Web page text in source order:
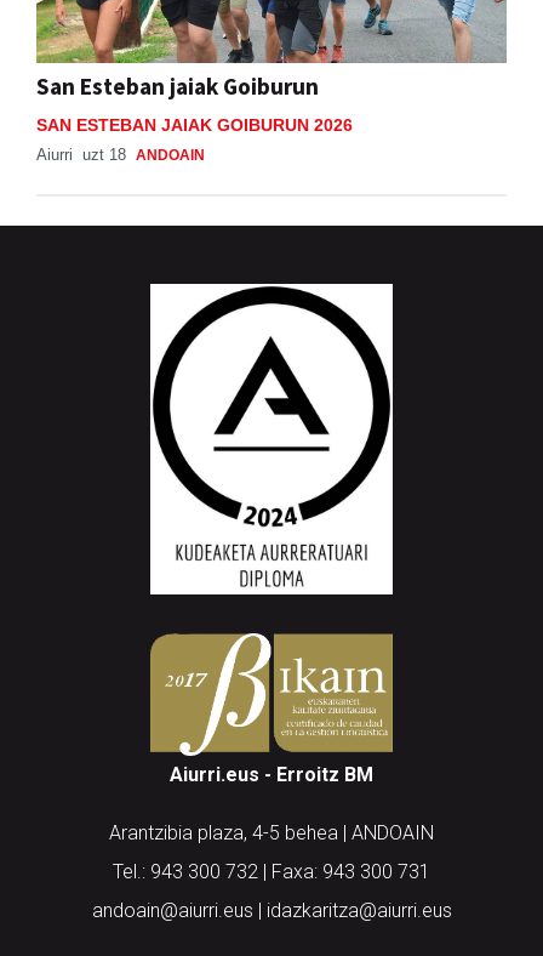
San Esteban jaiak Goiburun
SAN ESTEBAN JAIAK GOIBURUN 2026
Aiurri uzt 18 ANDOAIN
Aiurri.eus - Erroitz BM
Arantzibia plaza, 4-5 behea | ANDOAIN
Tel.: 943 300 732 | Faxa: 943 300 731
andoain@aiurri.eus | idazkaritza@aiurri.eus